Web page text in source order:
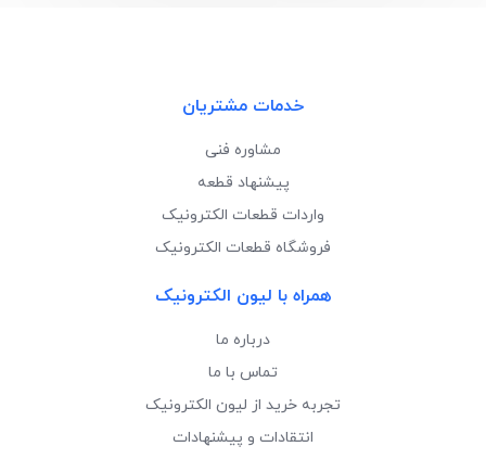
خدمات مشتریان
مشاوره فنی
پیشنهاد قطعه
واردات قطعات الکترونیک
فروشگاه قطعات الکترونیک
همراه با لیون الکترونیک
درباره ما
تماس با ما
تجربه خرید از لیون الکترونیک
انتقادات و پیشنهادات